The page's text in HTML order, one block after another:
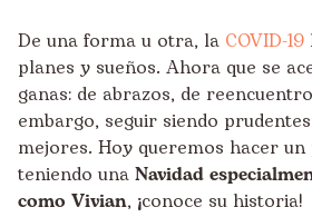
De una forma u otra, la COVID-19
planes y sueños. Ahora que se
ganas: de abrazos, de
embargo, seguir siendo
mejores. Hoy queremos hacer
teniendo una Navidad
como Vivian, ¡conoce su historia!